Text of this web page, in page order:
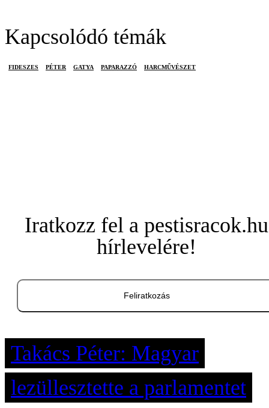
Kapcsolódó témák
FIDESZES PÉTER GATYA PAPARAZZÓ HARCMŰVÉSZET
Iratkozz fel a pestisracok.hu
hírlevelére!
Feliratkozás
Takács Péter: Magyar
lezüllesztette a parlamentet